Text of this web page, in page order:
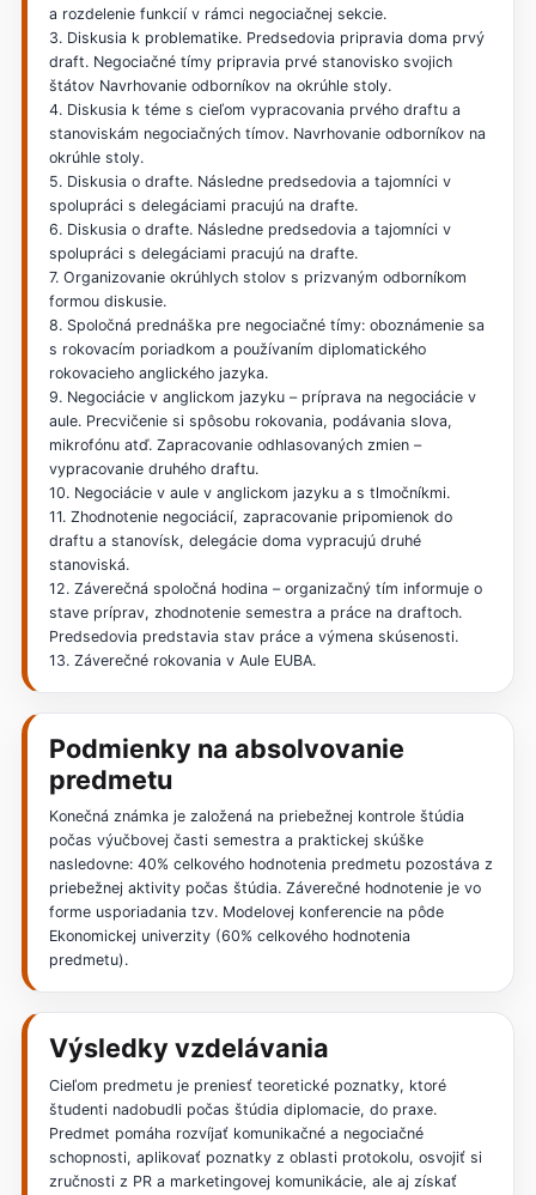
a rozdelenie funkcií v rámci negociačnej sekcie.
3. Diskusia k problematike. Predsedovia pripravia doma prvý
draft. Negociačné tímy pripravia prvé stanovisko svojich
štátov Navrhovanie odborníkov na okrúhle stoly.
4. Diskusia k téme s cieľom vypracovania prvého draftu a
stanoviskám negociačných tímov. Navrhovanie odborníkov na
okrúhle stoly.
5. Diskusia o drafte. Následne predsedovia a tajomníci v
spolupráci s delegáciami pracujú na drafte.
6. Diskusia o drafte. Následne predsedovia a tajomníci v
spolupráci s delegáciami pracujú na drafte.
7. Organizovanie okrúhlych stolov s prizvaným odborníkom
formou diskusie.
8. Spoločná prednáška pre negociačné tímy: oboznámenie sa
s rokovacím poriadkom a používaním diplomatického
rokovacieho anglického jazyka.
9. Negociácie v anglickom jazyku – príprava na negociácie v
aule. Precvičenie si spôsobu rokovania, podávania slova,
mikrofónu atď. Zapracovanie odhlasovaných zmien –
vypracovanie druhého draftu.
10. Negociácie v aule v anglickom jazyku a s tlmočníkmi.
11. Zhodnotenie negociácií, zapracovanie pripomienok do
draftu a stanovísk, delegácie doma vypracujú druhé
stanoviská.
12. Záverečná spoločná hodina – organizačný tím informuje o
stave príprav, zhodnotenie semestra a práce na draftoch.
Predsedovia predstavia stav práce a výmena skúsenosti.
13. Záverečné rokovania v Aule EUBA.
Podmienky na absolvovanie
predmetu
Konečná známka je založená na priebežnej kontrole štúdia
počas výučbovej časti semestra a praktickej skúške
nasledovne: 40% celkového hodnotenia predmetu pozostáva z
priebežnej aktivity počas štúdia. Záverečné hodnotenie je vo
forme usporiadania tzv. Modelovej konferencie na pôde
Ekonomickej univerzity (60% celkového hodnotenia
predmetu).
Výsledky vzdelávania
Cieľom predmetu je preniesť teoretické poznatky, ktoré
študenti nadobudli počas štúdia diplomacie, do praxe.
Predmet pomáha rozvíjať komunikačné a negociačné
schopnosti, aplikovať poznatky z oblasti protokolu, osvojiť si
zručnosti z PR a marketingovej komunikácie, ale aj získať